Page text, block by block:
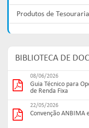
Produtos de Tesouraria
BIBLIOTECA DE
08/06/2026
Guia Técnico para
de Renda Fixa
22/05/2026
Convenção ANBIMA